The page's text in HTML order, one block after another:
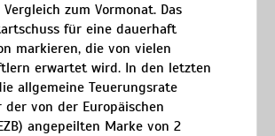
zum Vormonat. Das
für eine dauerhaft
markieren, die von vielen
erwartet wird. In den letzten
allgemeine Teuerungsrate
von der Europäischen
angepeilten Marke von 2